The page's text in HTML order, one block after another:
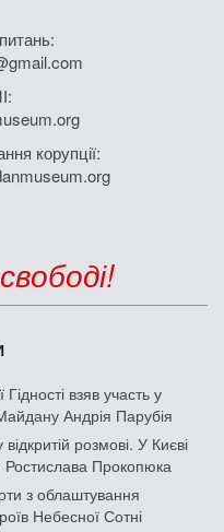
корупції:
взяв участь у
Андрія Парубія
розмові. У Києві
Ростислава Прокопюка
з облаштування
Небесної Сотні